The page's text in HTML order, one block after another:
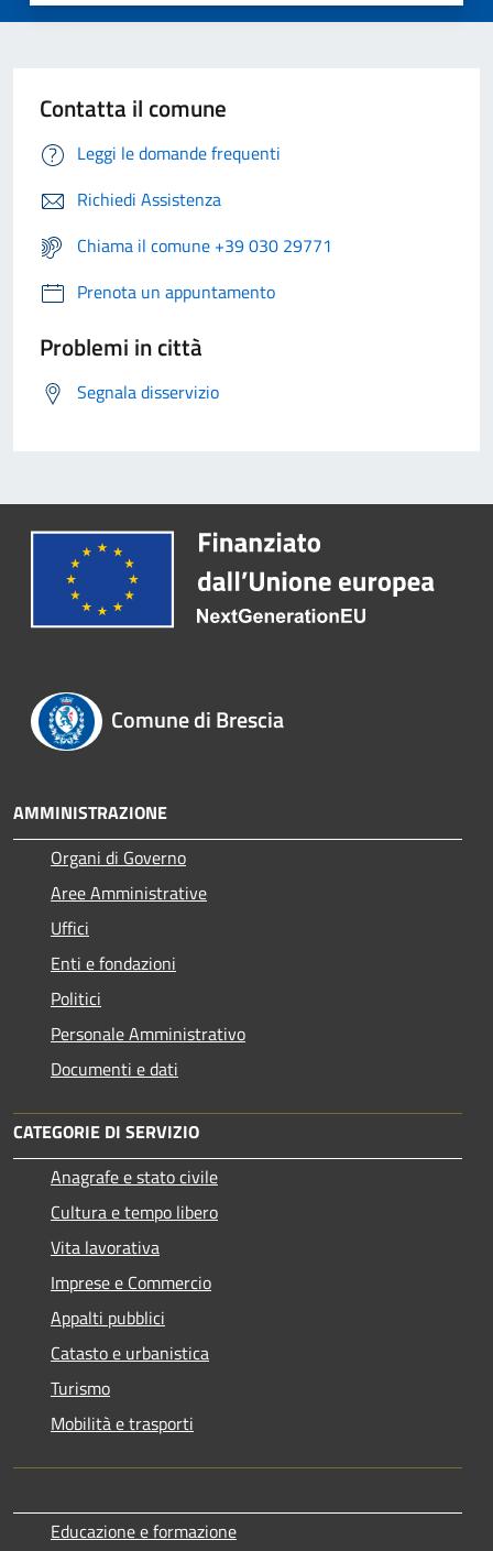
Contatta il comune
Leggi le domande frequenti
Richiedi Assistenza
Chiama il comune +39 030 29771
Prenota un appuntamento
Problemi in città
Segnala disservizio
Comune di Brescia
AMMINISTRAZIONE
Organi di Governo
Aree Amministrative
Uffici
Enti e fondazioni
Politici
Personale Amministrativo
Documenti e dati
CATEGORIE DI SERVIZIO
Anagrafe e stato civile
Cultura e tempo libero
Vita lavorativa
Imprese e Commercio
Appalti pubblici
Catasto e urbanistica
Turismo
Mobilità e trasporti
Educazione e formazione